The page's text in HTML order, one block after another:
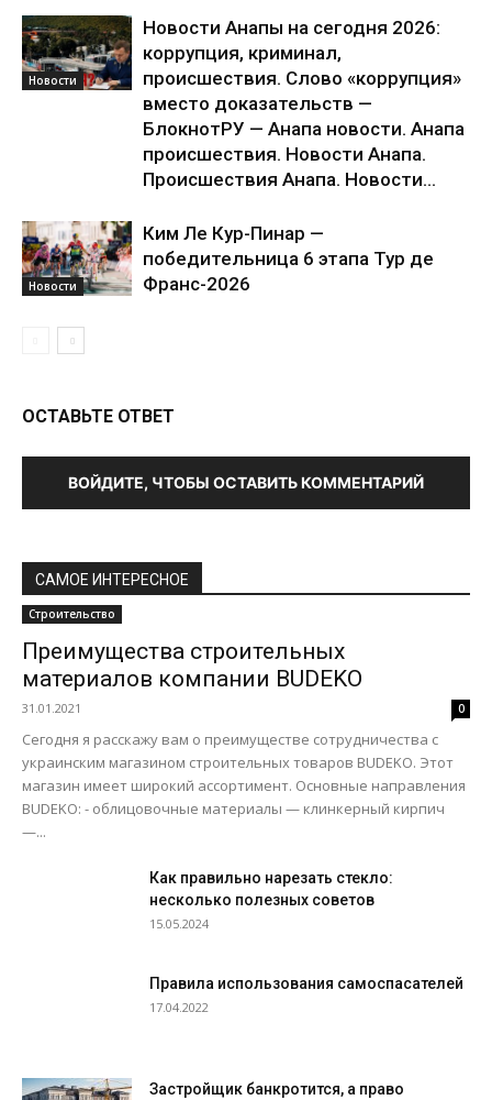
Новости
Новости Анапы на сегодня 2026:
коррупция, криминал,
происшествия. Слово «коррупция»
вместо доказательств —
БлокнотРУ — Анапа новости. Анапа
происшествия. Новости Анапа.
Происшествия Анапа. Новости...
Новости
Ким Ле Кур-Пинар —
победительница 6 этапа Тур де
Франс-2026
ОСТАВЬТЕ ОТВЕТ
ВОЙДИТЕ, ЧТОБЫ ОСТАВИТЬ КОММЕНТАРИЙ
САМОЕ ИНТЕРЕСНОЕ
Строительство
Преимущества строительных
материалов компании BUDEKO
31.01.2021 0
Сегодня я расскажу вам о преимуществе сотрудничества с
украинским магазином строительных товаров BUDEKO. Этот
магазин имеет широкий ассортимент. Основные направления
BUDEKO: - облицовочные материалы — клинкерный кирпич
—...
Как правильно нарезать стекло:
несколько полезных советов
15.05.2024
Правила использования самоспасателей
17.04.2022
Застройщик банкротится, а право